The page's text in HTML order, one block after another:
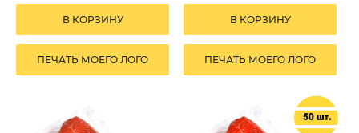
В КОРЗИНУ
ПЕЧАТЬ МОЕГО ЛОГО
В КОРЗИНУ
ПЕЧАТЬ МОЕГО ЛОГО